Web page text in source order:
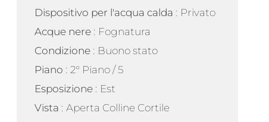
Dispositivo per l'acqua calda
Privato
Acque nere
Fognatura
Condizione
Buono stato
Piano
2° Piano / 5
Esposizione
Est
Vista
Aperta Colline Cortile